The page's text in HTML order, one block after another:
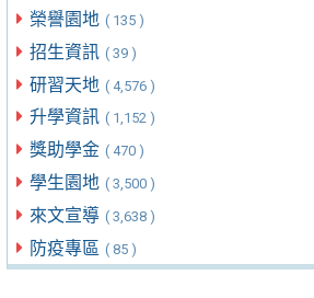
榮譽園地 ( 135 )
招生資訊 ( 39 )
研習天地 ( 4,576 )
升學資訊 ( 1,152 )
獎助學金 ( 470 )
學生園地 ( 3,500 )
來文宣導 ( 3,638 )
防疫專區 ( 85 )